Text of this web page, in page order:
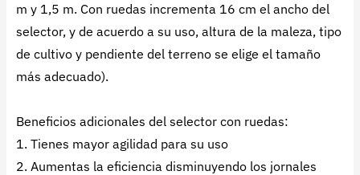
m y 1,5 m. Con ruedas incrementa 16 cm el ancho del
selector, y de acuerdo a su uso, altura de la maleza, tipo
de cultivo y pendiente del terreno se elige el tamaño
más adecuado).
Beneficios adicionales del selector con ruedas:
1. Tienes mayor agilidad para su uso
2. Aumentas la eficiencia disminuyendo los jornales